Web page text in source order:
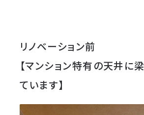
リノベーション前
【マンション特有の天井に
ています】